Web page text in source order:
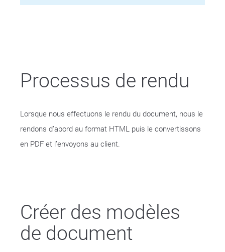
Processus de rendu
Lorsque nous effectuons le rendu du document, nous le
rendons d’abord au format HTML puis le convertissons
en PDF et l’envoyons au client.
Créer des modèles
de document